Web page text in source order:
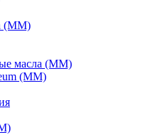
(ММ)
масла (ММ)
(ММ)